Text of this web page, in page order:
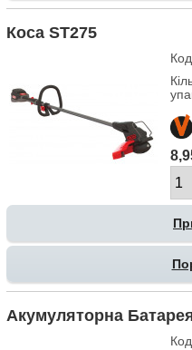
Коса ST275
Акумуляторна